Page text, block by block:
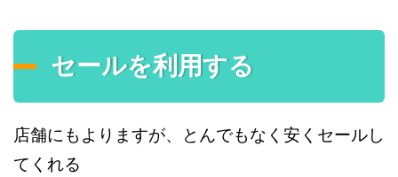
セールを利用する
店舗にもよりますが、とんでもなく安くセールし
てくれる